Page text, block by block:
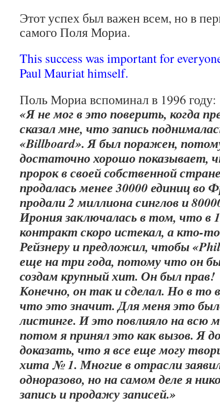
Этот успех был важен всем, но в
самого Поля Мориа.
This success was important for
Paul Mauriat himself.
Поль Мориа вспоминал в 1996 году:
«Я не мог в это поверить, когда
сказал мне, что запись
«Billboard». Я был поражен,
достаточно хорошо показывает,
пророк в своей собственной
продалась менее 30000 единиц
продали 2 миллиона синглов и
Ирония заключалась в том, что в
контракт скоро истекал, а кто-
Рейзнеру и предложил, чтобы
еще на три года, потому что он
создам крупный хит. Он был прав!
Конечно, он так и сделал. Но в то
что это значит. Для меня это
листинге. И это повлияло на всю
потом я принял это как вызов. Я
доказать, что я все еще могу
хита № 1. Многие в отрасли
одноразово, но на самом деле я
запись и продажу записей.»